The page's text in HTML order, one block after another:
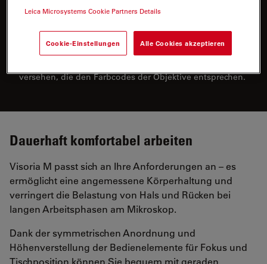
Aperturblenden-Skala
Die Skala der Aperturblende am Durchlicht-Kondensor
versehen, die den Farbcodes der Objektive entsprechen.
Dauerhaft komfortabel arbeiten
Visoria M passt sich an Ihre Anforderungen an – es
ermöglicht eine angemessene Körperhaltung und
verringert die Belastung von Hals und Rücken bei
langen Arbeitsphasen am Mikroskop.
Dank der symmetrischen Anordnung und
Höhenverstellung der Bedienelemente für Fokus und
Tischposition können Sie bequem mit geraden
Leica Microsystems Cookie Partners Details
Cookie-Einstellungen Alle Cookies akzeptieren